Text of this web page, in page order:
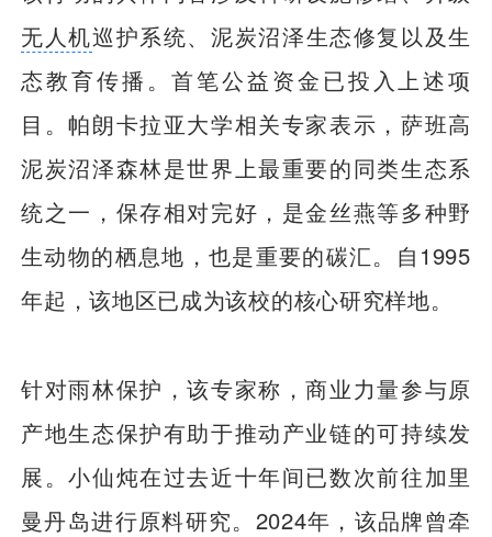
无人机巡护系统、泥炭沼泽生态修复以及生
态教育传播。首笔公益资金已投入上述项
目。帕朗卡拉亚大学相关专家表示，萨班高
泥炭沼泽森林是世界上最重要的同类生态系
统之一，保存相对完好，是金丝燕等多种野
生动物的栖息地，也是重要的碳汇。自1995
年起，该地区已成为该校的核心研究样地。
针对雨林保护，该专家称，商业力量参与原
产地生态保护有助于推动产业链的可持续发
展。小仙炖在过去近十年间已数次前往加里
曼丹岛进行原料研究。2024年，该品牌曾牵